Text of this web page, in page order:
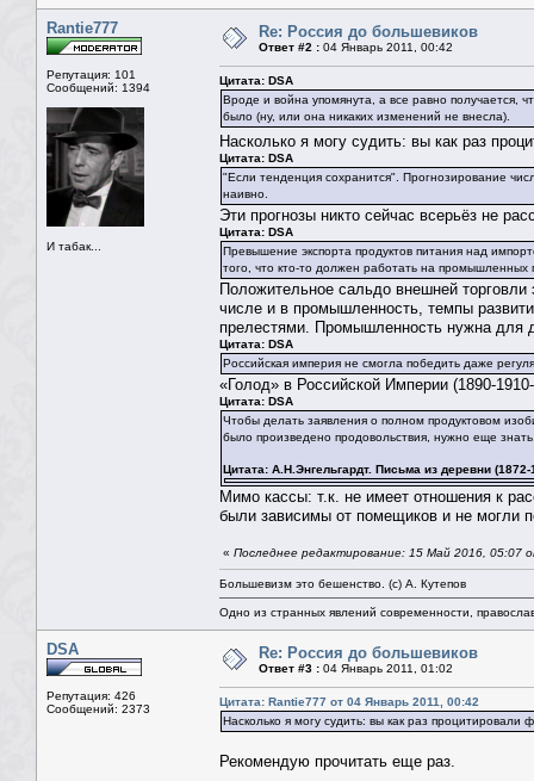
Rantie777
Репутация: 101
Сообщений: 1394
И табак...
Re: Россия до большевиков
Ответ #2 : 04 Январь 2011, 00:42
Цитата: DSA
Вроде и война упомянута, а все равно получается,
было (ну, или она никаких изменений не внесла).
Насколько я могу судить: вы как раз
Цитата: DSA
"Если тенденция сохранится". Прогнозирование
наивно.
Эти прогнозы никто сейчас всерьёз не
Цитата: DSA
Превышение экспорта продуктов питания над
того, что кто-то должен работать на промышленных
Положительное сальдо внешней
числе и в промышленность, темпы
прелестями. Промышленность нужна для
Цитата: DSA
Российская империя не смогла победить даже
«Голод» в Российской Империи (1890-1910-
Цитата: DSA
Чтобы делать заявления о полном продуктовом
было произведено продовольствия, нужно еще
Цитата: А.Н.Энгельгардт. Письма из деревни (1872-
Мимо кассы: т.к. не имеет отношения к
были зависимы от помещиков и не могли
« Последнее редактирование: 15 Май 2016, 05:07
Большевизм это бешенство. (с) А. Кутепов
Одно из странных явлений современности,
DSA
Репутация: 426
Сообщений: 2373
Re: Россия до большевиков
Ответ #3 : 04 Январь 2011, 01:02
Цитата: Rantie777 от 04 Январь 2011, 00:42
Насколько я могу судить: вы как раз процитировали
Рекомендую прочитать еще раз.